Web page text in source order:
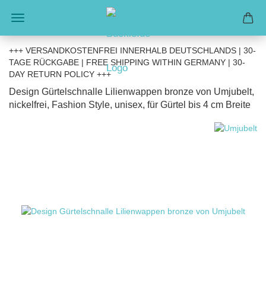
+++ VERSANDKOSTENFREI INNERHALB DEUTSCHLANDS | 30-
TAGE RÜCKGABE | FREE SHIPPING WITHIN GERMANY | 30-
DAY RETURN POLICY +++
Design Gürtelschnalle Lilienwappen bronze von Umjubelt,
nickelfrei, Fashion Style, unisex, für Gürtel bis 4 cm Breite